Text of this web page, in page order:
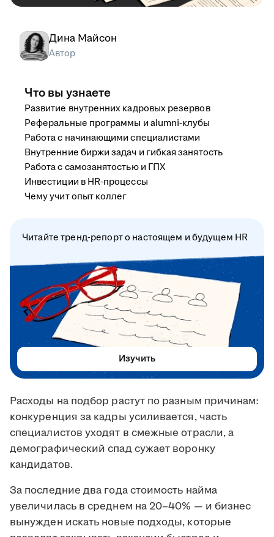
Расходы на подбор растут по разным причинам:
конкуренция за кадры усиливается, часть
специалистов уходят в смежные отрасли, а
демографический спад сужает воронку
кандидатов.
За последние два года стоимость найма
увеличилась в среднем на 20–40% — и бизнес
вынужден искать новые подходы, которые
Дина Майсон
Автор
Что вы узнаете
Развитие внутренних кадровых резервов
Реферальные программы и alumni-клубы
Работа с начинающими специалистами
Внутренние биржи задач и гибкая занятость
Работа с самозанятостью и ГПХ
Инвестиции в HR-процессы
Чему учит опыт коллег
Читайте тренд-репорт о настоящем и будущем HR
Изучить